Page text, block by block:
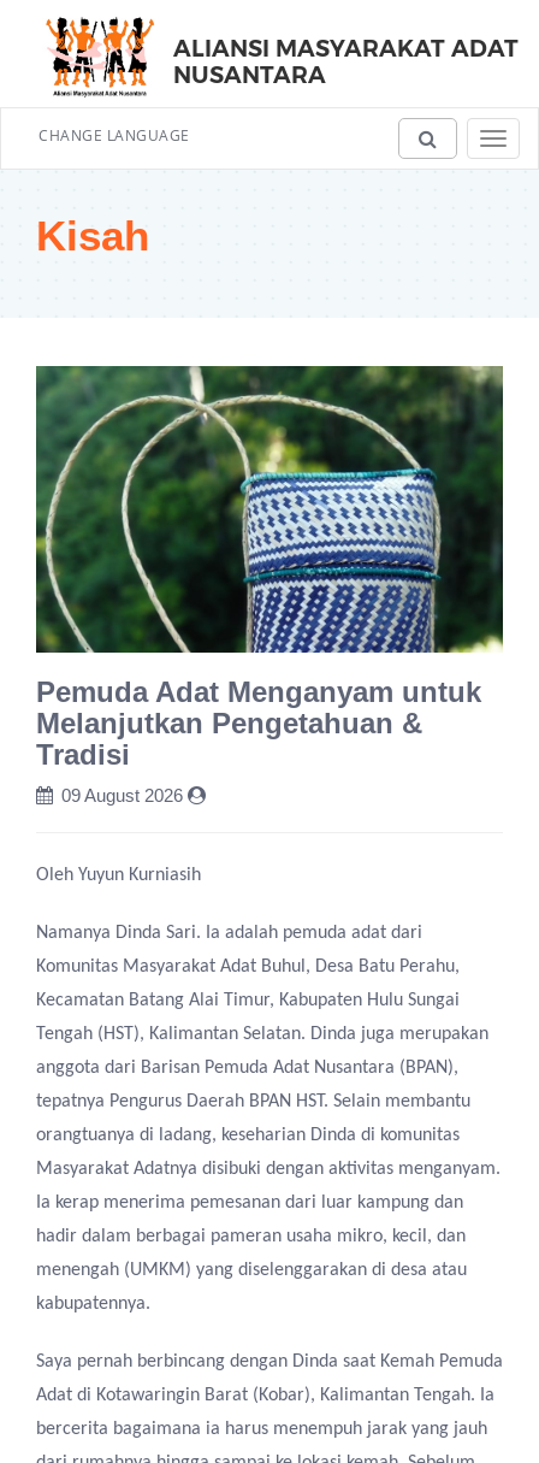
ALIANSI MASYARAKAT ADAT
NUSANTARA
CHANGE LANGUAGE
Kisah
Pemuda Adat Menganyam untuk
Melanjutkan Pengetahuan &
Tradisi
09 August 2026
Oleh Yuyun Kurniasih
Namanya Dinda Sari. Ia adalah pemuda adat dari
Komunitas Masyarakat Adat Buhul, Desa Batu Perahu,
Kecamatan Batang Alai Timur, Kabupaten Hulu Sungai
Tengah (HST), Kalimantan Selatan. Dinda juga merupakan
anggota dari Barisan Pemuda Adat Nusantara (BPAN),
tepatnya Pengurus Daerah BPAN HST. Selain membantu
orangtuanya di ladang, keseharian Dinda di komunitas
Masyarakat Adatnya disibuki dengan aktivitas menganyam.
Ia kerap menerima pemesanan dari luar kampung dan
hadir dalam berbagai pameran usaha mikro, kecil, dan
menengah (UMKM) yang diselenggarakan di desa atau
kabupatennya.
Saya pernah berbincang dengan Dinda saat Kemah Pemuda
Adat di Kotawaringin Barat (Kobar), Kalimantan Tengah. Ia
bercerita bagaimana ia harus menempuh jarak yang jauh